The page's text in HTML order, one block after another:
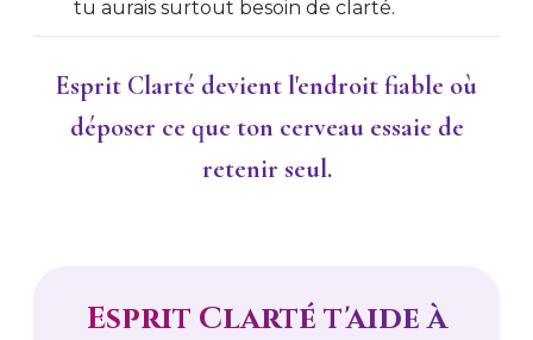
tu aurais surtout besoin de clarté.
Esprit Clarté devient l'endroit fiable où
déposer ce que ton cerveau essaie de
retenir seul.
Esprit Clarté t'aide à